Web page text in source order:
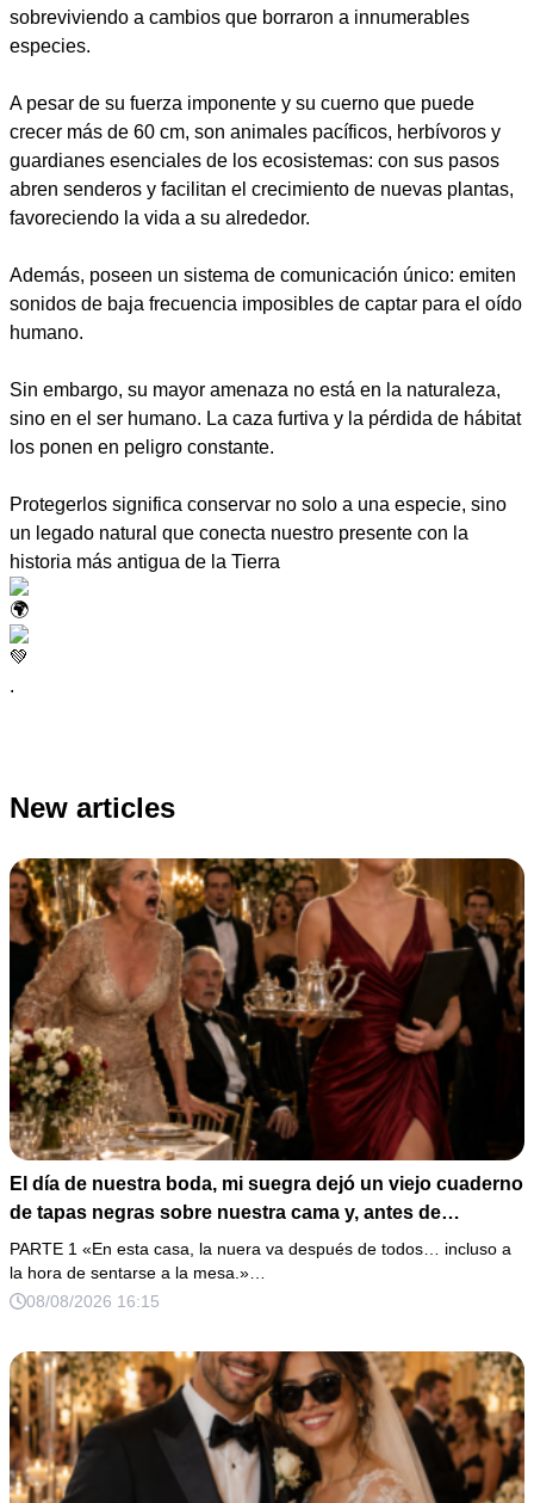
sobreviviendo a cambios que borraron a innumerables
especies.
A pesar de su fuerza imponente y su cuerno que puede
crecer más de 60 cm, son animales pacíficos, herbívoros y
guardianes esenciales de los ecosistemas: con sus pasos
abren senderos y facilitan el crecimiento de nuevas plantas,
favoreciendo la vida a su alrededor.
Además, poseen un sistema de comunicación único: emiten
sonidos de baja frecuencia imposibles de captar para el oído
humano.
Sin embargo, su mayor amenaza no está en la naturaleza,
sino en el ser humano. La caza furtiva y la pérdida de hábitat
los ponen en peligro constante.
Protegerlos significa conservar no solo a una especie, sino
un legado natural que conecta nuestro presente con la
historia más antigua de la Tierra
.
New articles
El día de nuestra boda, mi suegra dejó un viejo cuaderno
de tapas negras sobre nuestra cama y, antes de
marcharse, dijo: «En esta familia todos deben cumplir
una misma regla…».
PARTE 1 «En esta casa, la nuera va después de todos… incluso a
la hora de sentarse a la mesa.»…
08/08/2026 16:15